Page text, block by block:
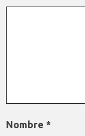
Nombre *